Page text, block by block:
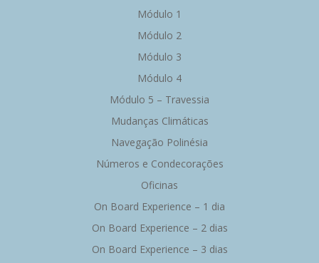
Módulo 1
Módulo 2
Módulo 3
Módulo 4
Módulo 5 – Travessia
Mudanças Climáticas
Navegação Polinésia
Números e Condecorações
Oficinas
On Board Experience – 1 dia
On Board Experience – 2 dias
On Board Experience – 3 dias